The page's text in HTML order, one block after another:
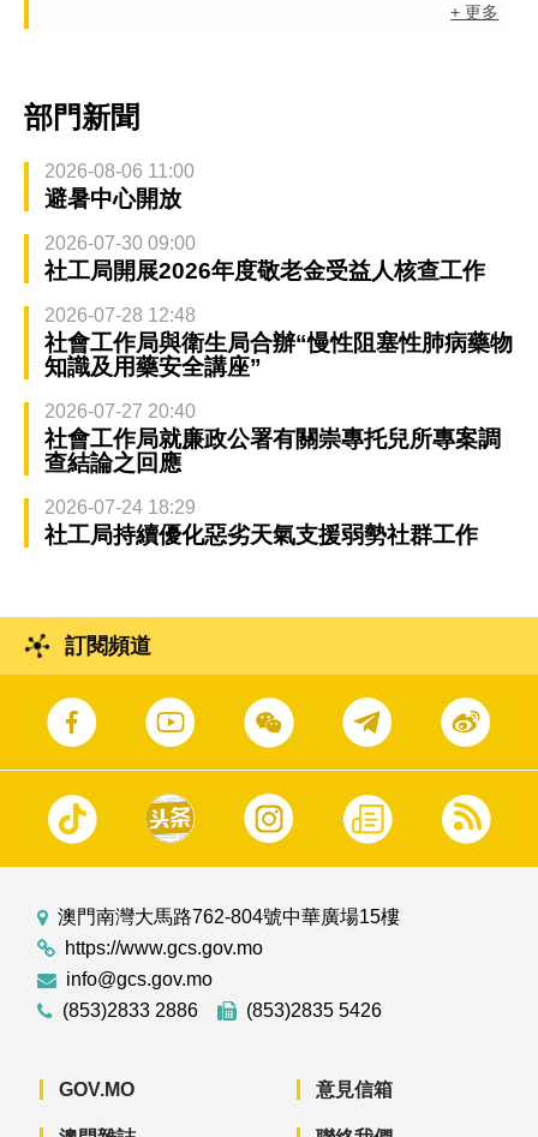
+ 更多
部門新聞
2026-08-06 11:00
避暑中心開放
2026-07-30 09:00
社工局開展2026年度敬老金受益人核查工作
2026-07-28 12:48
社會工作局與衛生局合辦“慢性阻塞性肺病藥物
知識及用藥安全講座”
2026-07-27 20:40
社會工作局就廉政公署有關崇專托兒所專案調
查結論之回應
2026-07-24 18:29
社工局持續優化惡劣天氣支援弱勢社群工作
訂閱頻道
澳門南灣大馬路762-804號中華廣場15樓
https://www.gcs.gov.mo
info@gcs.gov.mo
(853)2833 2886
(853)2835 5426
GOV.MO 意見信箱